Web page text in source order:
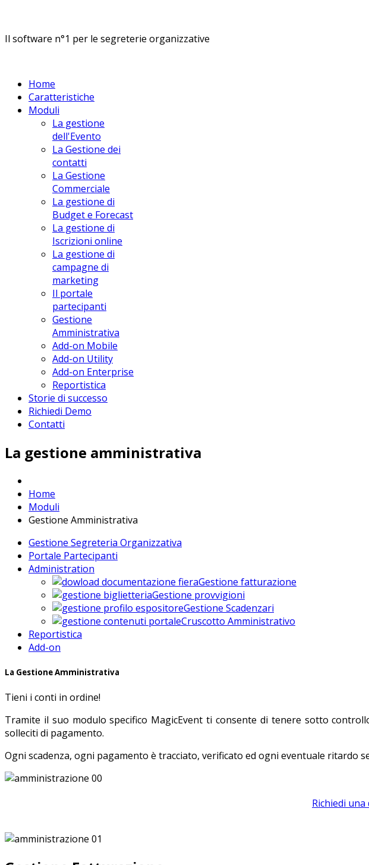
Il software n°1 per le segreterie organizzative
Home
Caratteristiche
Moduli
La gestione
dell'Evento
La Gestione dei
contatti
La Gestione
Commerciale
La gestione di
Budget e Forecast
La gestione di
Iscrizioni online
La gestione di
campagne di
marketing
Il portale
partecipanti
Gestione
Amministrativa
Add-on Mobile
Add-on Utility
Add-on Enterprise
Reportistica
Storie di successo
Richiedi Demo
Contatti
La gestione amministrativa
Home
Moduli
Gestione Amministrativa
Gestione Segreteria Organizzativa
Portale Partecipanti
Administration
Gestione fatturazione
Gestione provvigioni
Gestione Scadenzari
Cruscotto Amministrativo
Reportistica
Add-on
La Gestione Amministrativa
Tieni i conti in ordine!
Tramite il suo modulo specifico MagicEvent ti consente di tenere sotto
solleciti di pagamento.
Ogni scadenza, ogni pagamento è tracciato, verificato ed ogni eventuale ritardo
Richiedi una